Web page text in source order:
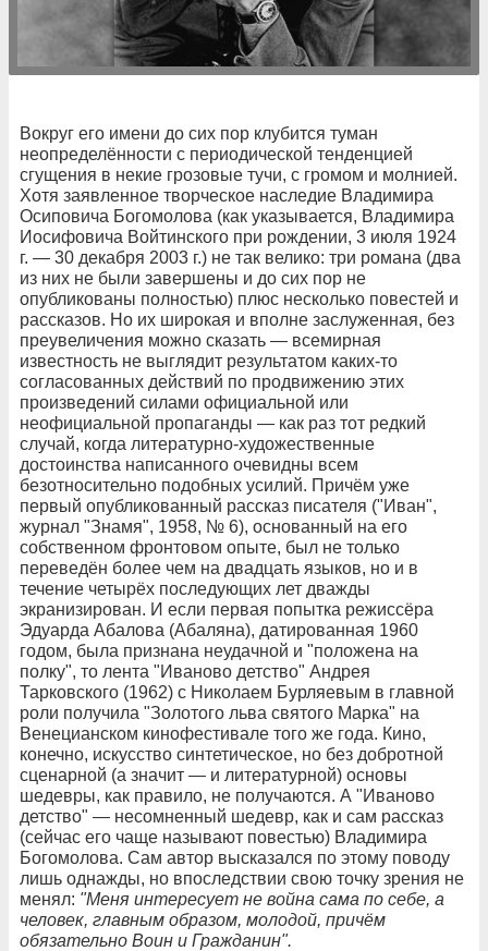
Вокруг его имени до сих пор клубится туман
неопределённости с периодической тенденцией
сгущения в некие грозовые тучи, с громом и молнией.
Хотя заявленное творческое наследие Владимира
Осиповича Богомолова (как указывается, Владимира
Иосифовича Войтинского при рождении, 3 июля 1924
г. — 30 декабря 2003 г.) не так велико: три романа (два
из них не были завершены и до сих пор не
опубликованы полностью) плюс несколько повестей и
рассказов. Но их широкая и вполне заслуженная, без
преувеличения можно сказать — всемирная
известность не выглядит результатом каких-то
согласованных действий по продвижению этих
произведений силами официальной или
неофициальной пропаганды — как раз тот редкий
случай, когда литературно-художественные
достоинства написанного очевидны всем
безотносительно подобных усилий. Причём уже
первый опубликованный рассказ писателя ("Иван",
журнал "Знамя", 1958, № 6), основанный на его
собственном фронтовом опыте, был не только
переведён более чем на двадцать языков, но и в
течение четырёх последующих лет дважды
экранизирован. И если первая попытка режиссёра
Эдуарда Абалова (Абаляна), датированная 1960
годом, была признана неудачной и "положена на
полку", то лента "Иваново детство" Андрея
Тарковского (1962) с Николаем Бурляевым в главной
роли получила "Золотого льва святого Марка" на
Венецианском кинофестивале того же года. Кино,
конечно, искусство синтетическое, но без добротной
сценарной (а значит — и литературной) основы
шедевры, как правило, не получаются. А "Иваново
детство" — несомненный шедевр, как и сам рассказ
(сейчас его чаще называют повестью) Владимира
Богомолова. Сам автор высказался по этому поводу
лишь однажды, но впоследствии свою точку зрения не
менял: "Меня интересует не война сама по себе, а
человек, главным образом, молодой, причём
обязательно Воин и Гражданин".